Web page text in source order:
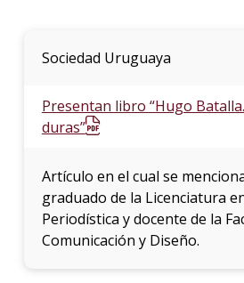
Sociedad Uruguaya
Presentan libro “Hugo
duras”
Artículo en el cual se
graduado de la Licenciatura
Periodística y docente de la
Comunicación y Diseño.